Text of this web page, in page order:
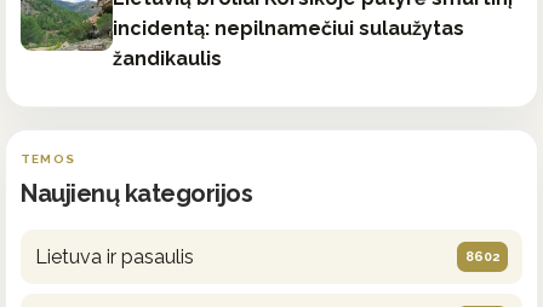
incidentą: nepilnamečiui sulaužytas
žandikaulis
TEMOS
Naujienų kategorijos
Lietuva ir pasaulis 8602